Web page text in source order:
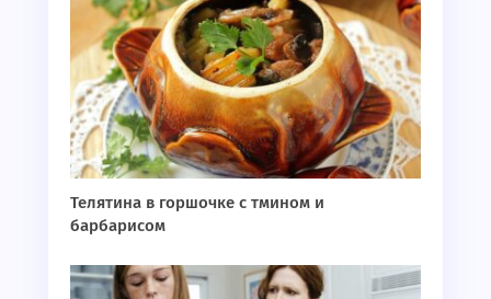
Телятина в горшочке с тмином и
барбарисом